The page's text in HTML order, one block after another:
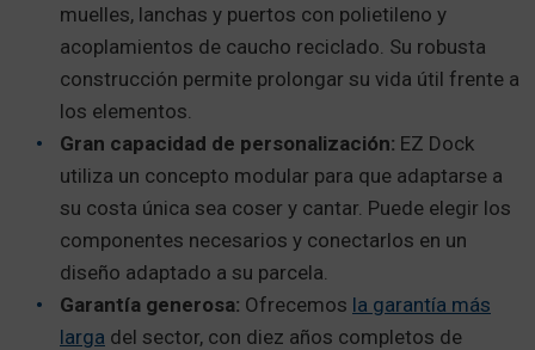
muelles, lanchas y puertos con polietileno y
acoplamientos de caucho reciclado. Su robusta
construcción permite prolongar su vida útil frente a
los elementos.
Gran capacidad de personalización: EZ Dock
utiliza un concepto modular para que adaptarse a
su costa única sea coser y cantar. Puede elegir los
componentes necesarios y conectarlos en un
diseño adaptado a su parcela.
Garantía generosa: Ofrecemos la garantía más
larga del sector, con diez años completos de